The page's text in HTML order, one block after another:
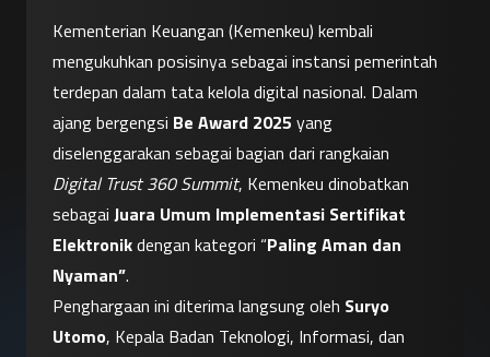
Kementerian Keuangan (Kemenkeu) kembali
mengukuhkan posisinya sebagai instansi pemerintah
terdepan dalam tata kelola digital nasional. Dalam
ajang bergengsi Be Award 2025 yang
Digital Trust 360 Summit, Kemenkeu dinobatkan
sebagai Juara Umum Implementasi Sertifikat
Elektronik dengan kategori “Paling Aman dan
Nyaman”.
Penghargaan ini diterima langsung oleh Suryo
Utomo, Kepala Badan Teknologi, Informasi, dan